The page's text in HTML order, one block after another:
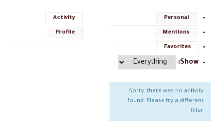
Activity
Profile
Personal
Mentions
Favorites
Show:
Sorry, there was no activity
found. Please try a different
filter.